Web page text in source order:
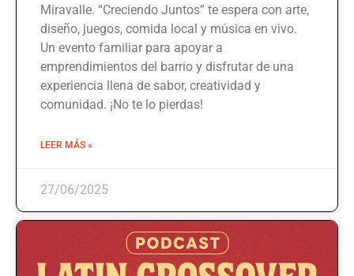
Miravalle. “Creciendo Juntos” te espera con arte,
diseño, juegos, comida local y música en vivo.
Un evento familiar para apoyar a
emprendimientos del barrio y disfrutar de una
experiencia llena de sabor, creatividad y
comunidad. ¡No te lo pierdas!
LEER MÁS »
27/06/2025